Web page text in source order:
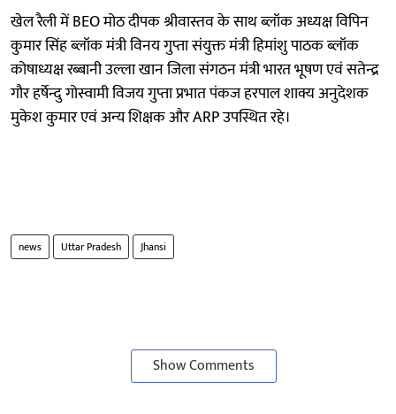
खेल रैली में BEO मोठ दीपक श्रीवास्तव के साथ ब्लॉक अध्यक्ष विपिन
कुमार सिंह ब्लॉक मंत्री विनय गुप्ता संयुक्त मंत्री हिमांशु पाठक ब्लॉक
कोषाध्यक्ष रब्बानी उल्ला खान जिला संगठन मंत्री भारत भूषण एवं सतेन्द्र
गौर हर्षेन्दु गोस्वामी विजय गुप्ता प्रभात पंकज हरपाल शाक्य अनुदेशक
मुकेश कुमार एवं अन्य शिक्षक और ARP उपस्थित रहे।
news Uttar Pradesh Jhansi
Show Comments